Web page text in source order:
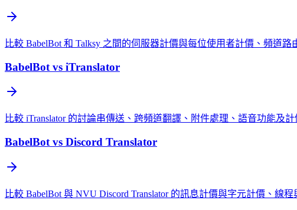
比較 BabelBot 和 Talksy 之間的伺服器計價與每位使用者計價、頻道
BabelBot vs iTranslator
比較 iTranslator 的討論串傳送、跨頻道翻譯、附件處理、語音功能及計
BabelBot vs Discord Translator
比較 BabelBot 與 NVU Discord Translator 的訊息計價與字元計價、線